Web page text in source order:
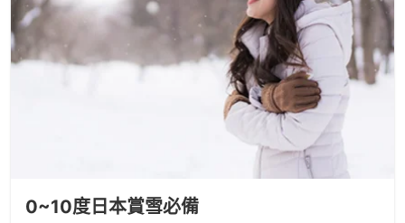
0~10度日本賞雪必備